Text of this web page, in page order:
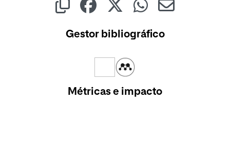
Gestor bibliográfico
Métricas e impacto